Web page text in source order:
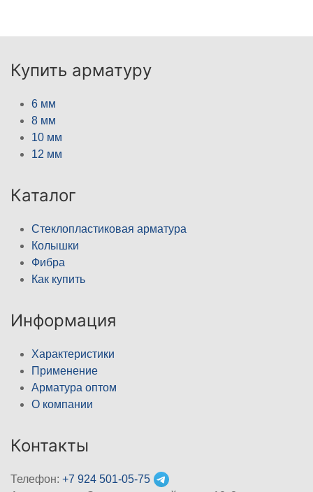
Купить арматуру
6 мм
8 мм
10 мм
12 мм
Каталог
Стеклопластиковая арматура
Колышки
Фибра
Как купить
Информация
Характеристики
Применение
Арматура оптом
О компании
Контакты
Телефон: +7 924 501-05-75